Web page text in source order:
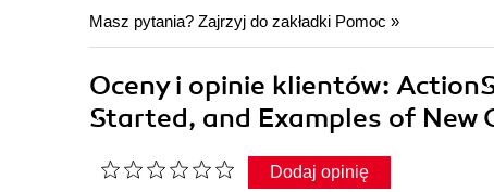
Masz pytania? Zajrzyj do zakładki Pomoc »
Oceny i opinie klientów:
Started, and Examples of New
Dodaj opinię